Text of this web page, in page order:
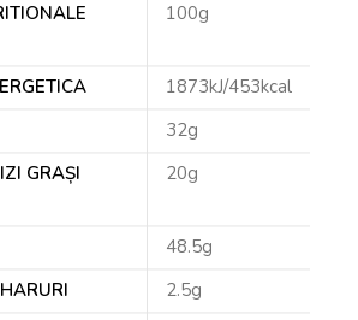
100g
1873kJ/453kcal
32g
GRAȘI
20g
48.5g
2.5g